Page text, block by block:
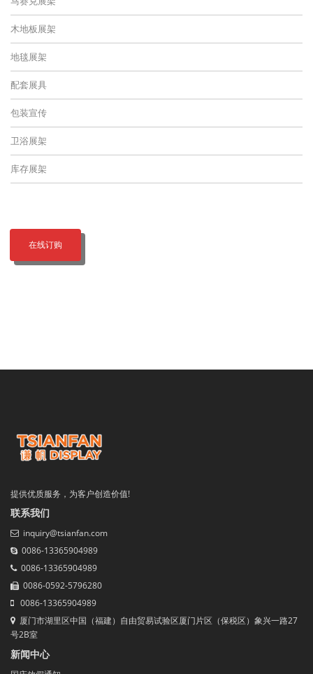
木地板展架
地毯展架
配套展具
包装宣传
卫浴展架
库存展架
在线订购
提供优质服务，为客户创造价值!
联系我们
inquiry@tsianfan.com
0086-13365904989
0086-13365904989
0086-0592-5796280
0086-13365904989
厦门市湖里区中国（福建）自由贸易试验区厦门片区（保税区）象兴一路27
号2B室
新闻中心